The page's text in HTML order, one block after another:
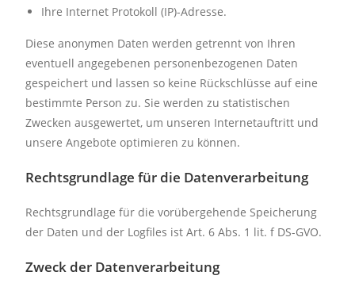
Ihre Internet Protokoll (IP)-Adresse.
Diese anonymen Daten werden getrennt von Ihren
eventuell angegebenen personenbezogenen Daten
gespeichert und lassen so keine Rückschlüsse auf eine
bestimmte Person zu. Sie werden zu statistischen
Zwecken ausgewertet, um unseren Internetauftritt und
unsere Angebote optimieren zu können.
Rechtsgrundlage für die Datenverarbeitung
Rechtsgrundlage für die vorübergehende Speicherung
der Daten und der Logfiles ist Art. 6 Abs. 1 lit. f DS-GVO.
Zweck der Datenverarbeitung